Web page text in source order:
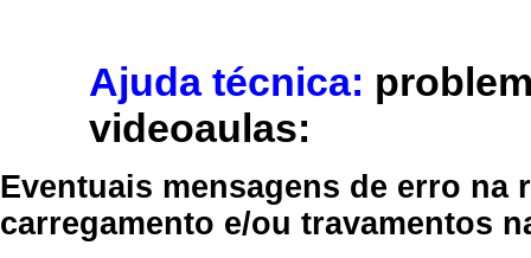
Ajuda técnica:
videoaulas:
Eventuais mensagens de erro
carregamento e/ou travamentos